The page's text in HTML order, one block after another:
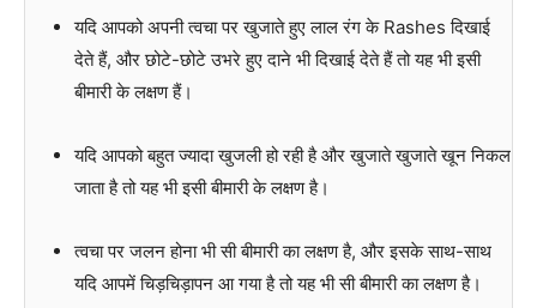
यदि आपको अपनी त्वचा पर खुजाते हुए लाल रंग के Rashes दिखाई
देते हैं, और छोटे-छोटे उभरे हुए दाने भी दिखाई देते हैं तो यह भी इसी
बीमारी के लक्षण हैं।
यदि आपको बहुत ज्यादा खुजली हो रही है और खुजाते खुजाते खून निकल
जाता है तो यह भी इसी बीमारी के लक्षण है।
त्वचा पर जलन होना भी सी बीमारी का लक्षण है, और इसके साथ-साथ
यदि आपमें चिड़चिड़ापन आ गया है तो यह भी सी बीमारी का लक्षण है।